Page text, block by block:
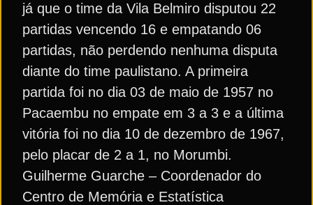
já que o time da Vila Belmiro disputou 22
partidas vencendo 16 e empatando 06
partidas, não perdendo nenhuma disputa
diante do time paulistano. A primeira
partida foi no dia 03 de maio de 1957 no
Pacaembu no empate em 3 a 3 e a última
vitória foi no dia 10 de dezembro de 1967,
pelo placar de 2 a 1, no Morumbi.
Guilherme Guarche – Coordenador do
Centro de Memória e Estatística